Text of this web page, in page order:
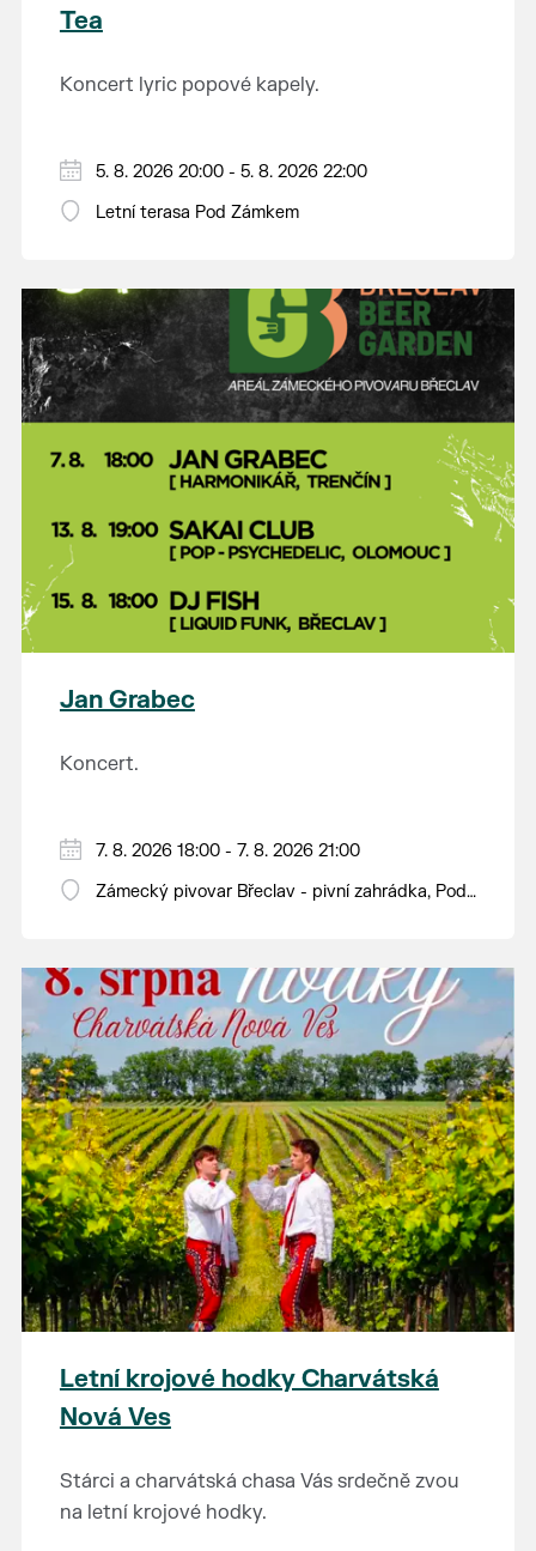
Tea
Koncert lyric popové kapely.
5. 8. 2026 20:00 - 5. 8. 2026 22:00
Letní terasa Pod Zámkem
Jan Grabec
Koncert.
7. 8. 2026 18:00 - 7. 8. 2026 21:00
Zámecký pivovar Břeclav - pivní zahrádka, Pod
Letní krojové hodky Charvátská
Nová Ves
Stárci a charvátská chasa Vás srdečně zvou
na letní krojové hodky.